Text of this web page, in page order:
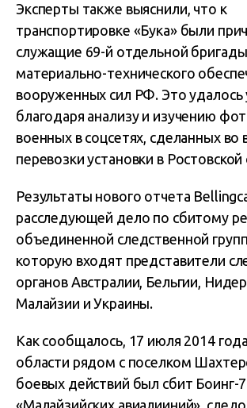
Эксперты также выяснили, что к
транспортировке «Бука» были
служащие 69-й отдельной бригады
материально-технического
вооруженных сил РФ. Это удалось
благодаря анализу и изучению
военных в соцсетях, сделанных во
перевозки установки в
Результаты нового отчета
расследующей дело по сбитому
объединенной следственной
которую входят представители
органов Австралии, Бельгии,
Малайзии и Украины.
Как сообщалось, 17 июля 2014
области рядом с поселком
боевых действий был сбит Боинг-